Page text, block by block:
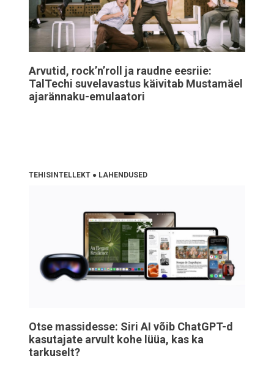
Arvutid, rock’n’roll ja raudne eesriie:
TalTechi suvelavastus käivitab Mustamäel
ajarännaku-emulaatori
TEHISINTELLEKT ● LAHENDUSED
Otse massidesse: Siri AI võib ChatGPT-d
kasutajate arvult kohe lüüa, kas ka
tarkuselt?